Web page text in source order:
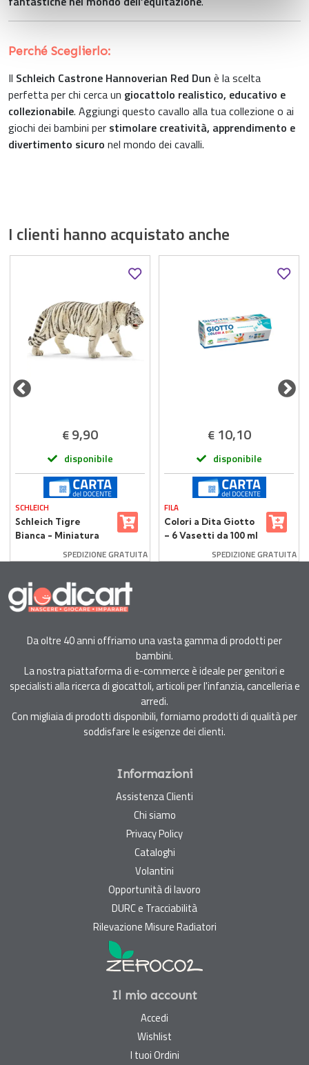
Perché Sceglierlo:
Il Schleich Castrone Hannoverian Red Dun è la scelta
perfetta per chi cerca un giocattolo realistico, educativo e
collezionabile. Aggiungi questo cavallo alla tua collezione o ai
giochi dei bambini per stimolare creatività, apprendimento e
divertimento sicuro nel mondo dei cavalli.
I clienti hanno acquistato anche
€9,90
disponibile
SCHLEICH
Schleich Tigre
Bianca - Miniatura
SPEDIZIONE GRATUITA
€ 10,10
disponibile
FILA
Colori a Dita Giotto
– 6 Vasetti da 100 ml
SPEDIZIONE GRATUITA
Da oltre 40 anni offriamo una vasta gamma di prodotti per
bambini.
La nostra piattaforma di e-commerce è ideale per genitori e
specialisti alla ricerca di giocattoli, articoli per l'infanzia, cancelleria e
arredi.
Con migliaia di prodotti disponibili, forniamo prodotti di qualità per
soddisfare le esigenze dei clienti.
Informazioni
Assistenza Clienti
Chi siamo
Privacy Policy
Cataloghi
Volantini
Opportunità di lavoro
DURC e Tracciabilità
Rilevazione Misure Radiatori
Il mio account
Accedi
Wishlist
I tuoi Ordini